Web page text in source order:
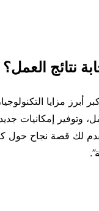
نتائج العمل؟
أبرز مزايا
وتوفير إمكانيات
لك قصة نجاح حول